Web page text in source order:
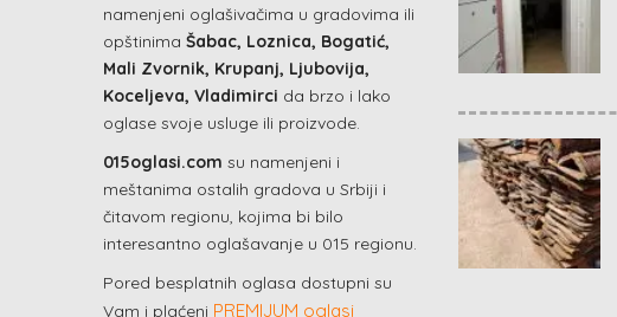
namenjeni oglašivačima u gradovima ili
opštinima Šabac, Loznica, Bogatić,
Mali Zvornik, Krupanj, Ljubovija,
Koceljeva, Vladimirci da brzo i lako
oglase svoje usluge ili proizvode.
015oglasi.com su namenjeni i
meštanima ostalih gradova u Srbiji i
čitavom regionu, kojima bi bilo
interesantno oglašavanje u 015 regionu.
Pored besplatnih oglasa dostupni su
Vam i plaćeni PREMIJUM oglasi